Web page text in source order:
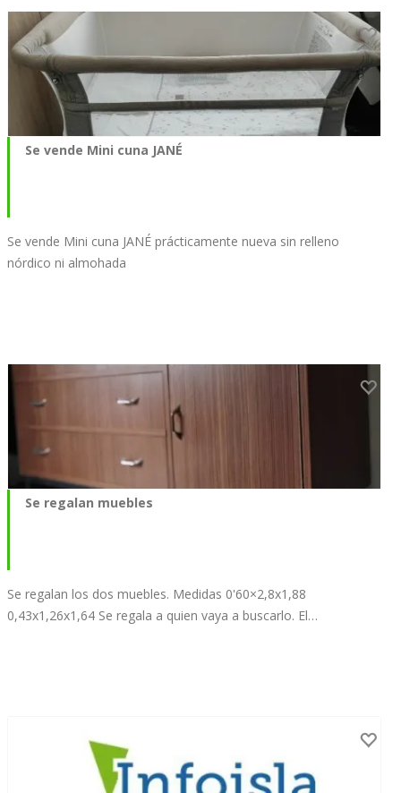
Se vende Mini cuna JANÉ
Se vende Mini cuna JANÉ prácticamente nueva sin relleno
nórdico ni almohada
Se regalan muebles
Se regalan los dos muebles. Medidas 0'60×2,8x1,88
0,43x1,26x1,64 Se regala a quien vaya a buscarlo. El…